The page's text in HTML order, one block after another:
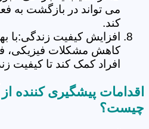
می تواند در بازگشت به
کند.
افزایش کیفیت زندگی:با
کاهش مشکلات فیزیکی،
افراد کمک کند تا کیفیت
اقدامات پیشگیری کننده
چیست؟